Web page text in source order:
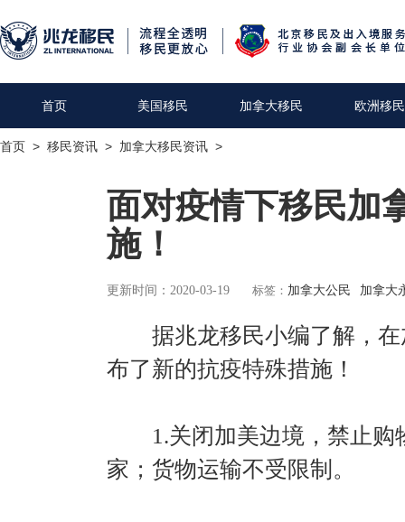
首页 美国移民 加拿大移民 欧洲移民
首页 > 移民资讯 > 加拿大移民资讯 >
面对疫情下移民加
施！
更新时间：2020-03-19 标签： 加拿大公民 加拿大
据兆龙移民小编了解，在
布了新的抗疫特殊措施！
1.关闭加美边境，禁止购
家；货物运输不受限制。